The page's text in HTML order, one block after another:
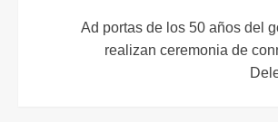
Ad portas de los 50 años del
realizan ceremonia de